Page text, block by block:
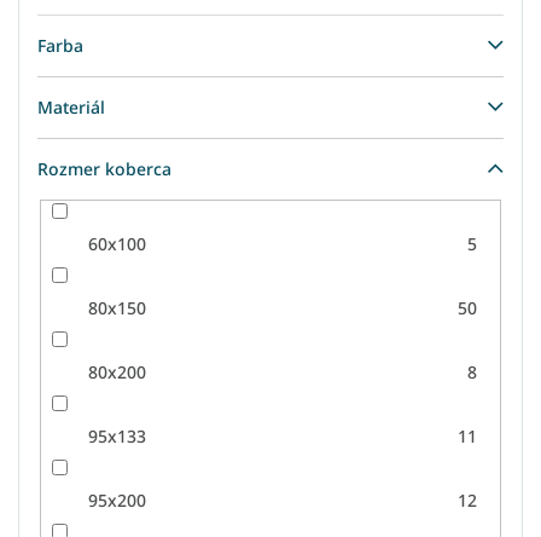
Farba
Materiál
Rozmer koberca
60x100 5
80x150 50
80x200 8
95x133 11
95x200 12